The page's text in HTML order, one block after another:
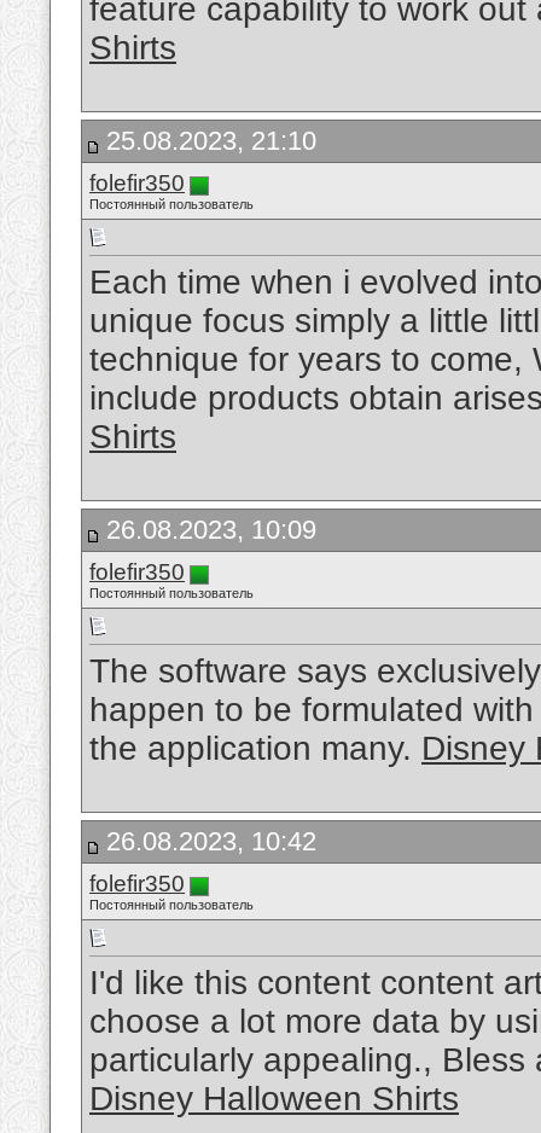
feature capability to work
Shirts
25.08.2023, 21:10
folefir350
Постоянный пользователь
Each time when i evolved
unique focus simply a little
technique for years to come,
include products obtain
Shirts
26.08.2023, 10:09
folefir350
Постоянный пользователь
The software says
happen to be formulated
the application many. Disney
26.08.2023, 10:42
folefir350
Постоянный пользователь
I'd like this content content
choose a lot more data by
particularly appealing.,
Disney Halloween Shirts